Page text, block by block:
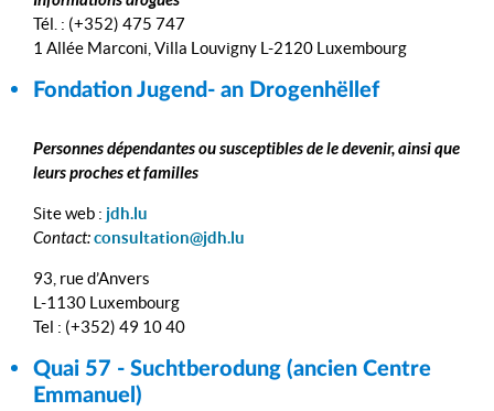
Tél. : (+352) 475 747
1 Allée Marconi, Villa Louvigny L-2120 Luxembourg
Fondation Jugend- an Drogenhëllef
Personnes dépendantes ou susceptibles de le devenir, ainsi que
leurs proches et familles
Site web : jdh.lu
Contact:consultation@jdh.lu
93, rue d’Anvers
L-1130 Luxembourg
Tel : (+352) 49 10 40
Quai 57 - Suchtberodung (ancien Centre
Emmanuel)